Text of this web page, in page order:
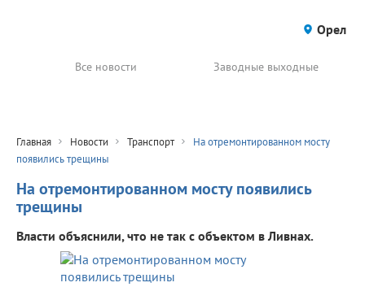
Орел
Все новости Заводные выходные
Главная Новости Транспорт
На отремонтированном мосту
появились трещины
На отремонтированном мосту появились
трещины
Власти объяснили, что не так с объектом в Ливнах.